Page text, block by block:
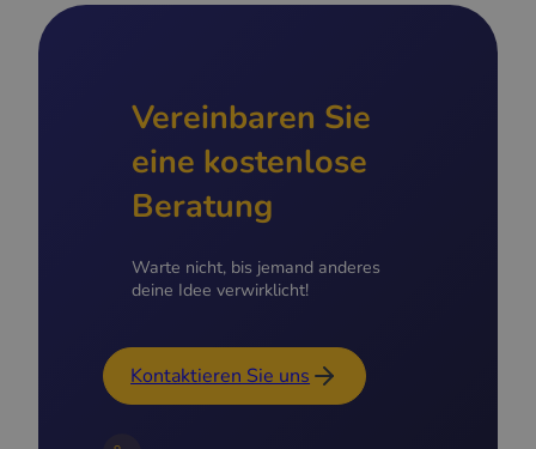
Vereinbaren Sie
eine kostenlose
Beratung
Warte nicht, bis jemand anderes
deine Idee verwirklicht!
Kontaktieren Sie uns